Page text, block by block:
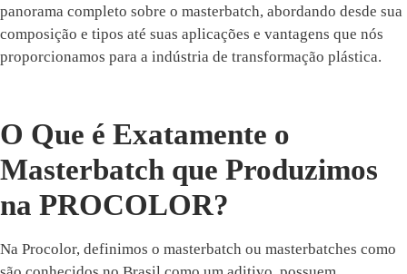
panorama completo sobre o masterbatch, abordando desde sua
composição e tipos até suas aplicações e vantagens que nós
proporcionamos para a indústria de transformação plástica.
O Que é Exatamente o
Masterbatch que Produzimos
na PROCOLOR?
Na Procolor, definimos o masterbatch ou masterbatches como